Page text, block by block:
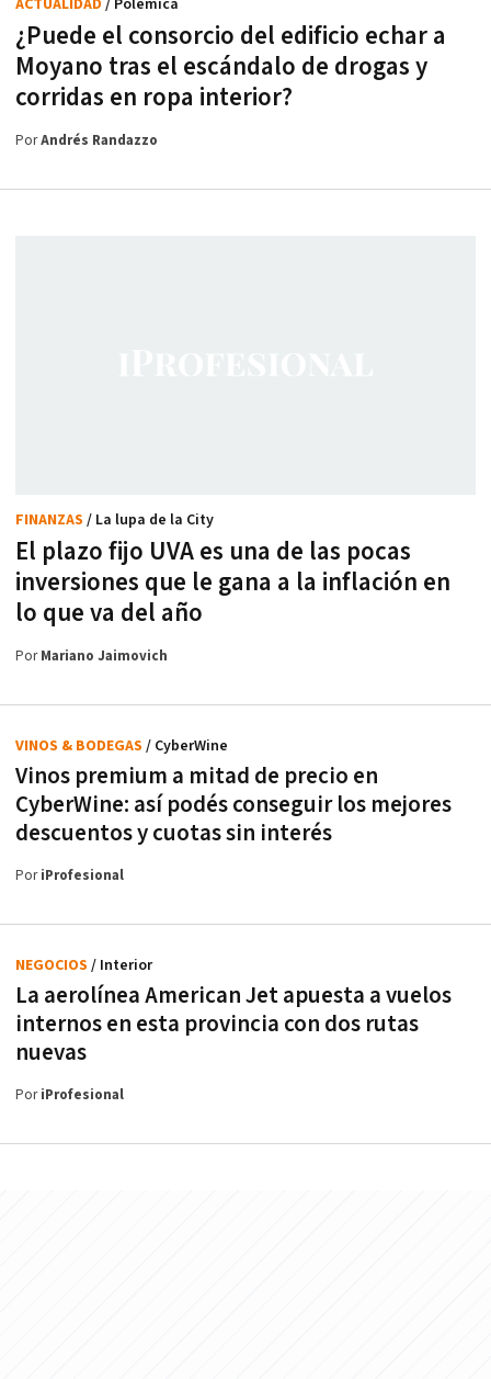
¿Puede el consorcio del edificio echar a
Moyano tras el escándalo de drogas y
corridas en ropa interior?
ACTUALIDAD / Polémica
PorAndrés Randazzo
El plazo fijo UVA es una de las pocas
inversiones que le gana a la inflación en
lo que va del año
FINANZAS / La lupa de la City
PorMariano Jaimovich
Vinos premium a mitad de precio en
CyberWine: así podés conseguir los mejores
descuentos y cuotas sin interés
VINOS & BODEGAS / CyberWine
PoriProfesional
La aerolínea American Jet apuesta a vuelos
internos en esta provincia con dos rutas
nuevas
NEGOCIOS / Interior
PoriProfesional